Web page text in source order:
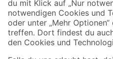
Jetzt die toom-App